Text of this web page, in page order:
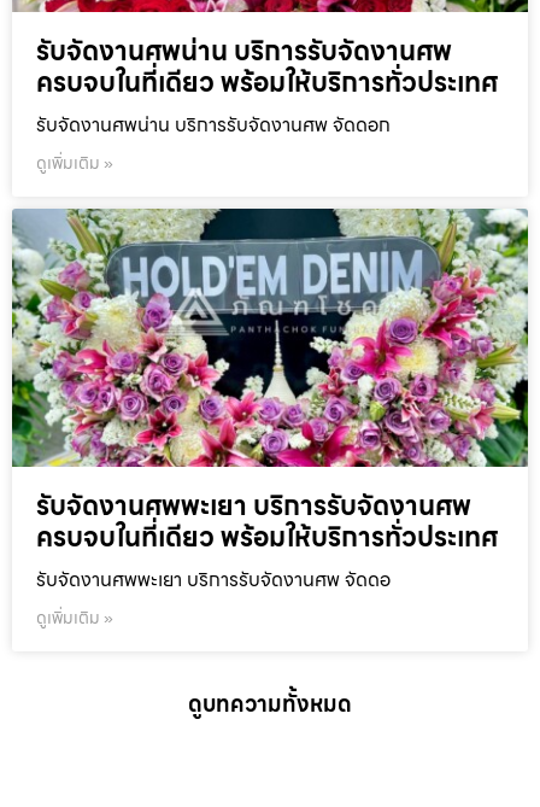
รับจัดงานศพน่าน บริการรับจัดงานศพ
ครบจบในที่เดียว พร้อมให้บริการทั่วประเทศ
รับจัดงานศพน่าน บริการรับจัดงานศพ จัดดอก
ดูเพิ่มเติม »
รับจัดงานศพพะเยา บริการรับจัดงานศพ
ครบจบในที่เดียว พร้อมให้บริการทั่วประเทศ
รับจัดงานศพพะเยา บริการรับจัดงานศพ จัดดอ
ดูเพิ่มเติม »
ดูบทความทั้งหมด